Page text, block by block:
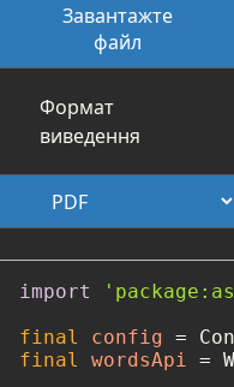
Завантажте
файл
Формат
виведення
import
final
config =
final
wordsApi =